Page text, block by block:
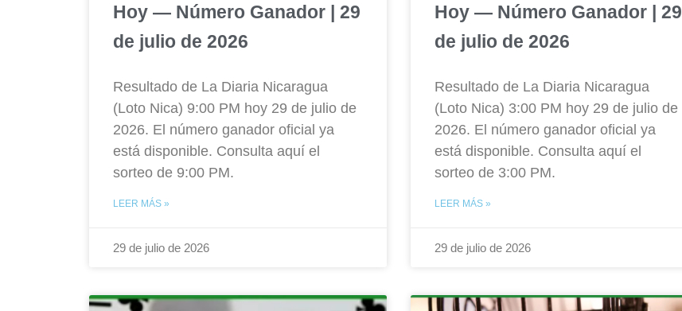
Hoy — Número Ganador | 29
de julio de 2026
Resultado de La Diaria Nicaragua
(Loto Nica) 9:00 PM hoy 29 de julio de
2026. El número ganador oficial ya
está disponible. Consulta aquí el
sorteo de 9:00 PM.
LEER MÁS »
29 de julio de 2026
Hoy — Número Ganador | 29
de julio de 2026
Resultado de La Diaria Nicaragua
(Loto Nica) 3:00 PM hoy 29 de julio de
2026. El número ganador oficial ya
está disponible. Consulta aquí el
sorteo de 3:00 PM.
LEER MÁS »
29 de julio de 2026